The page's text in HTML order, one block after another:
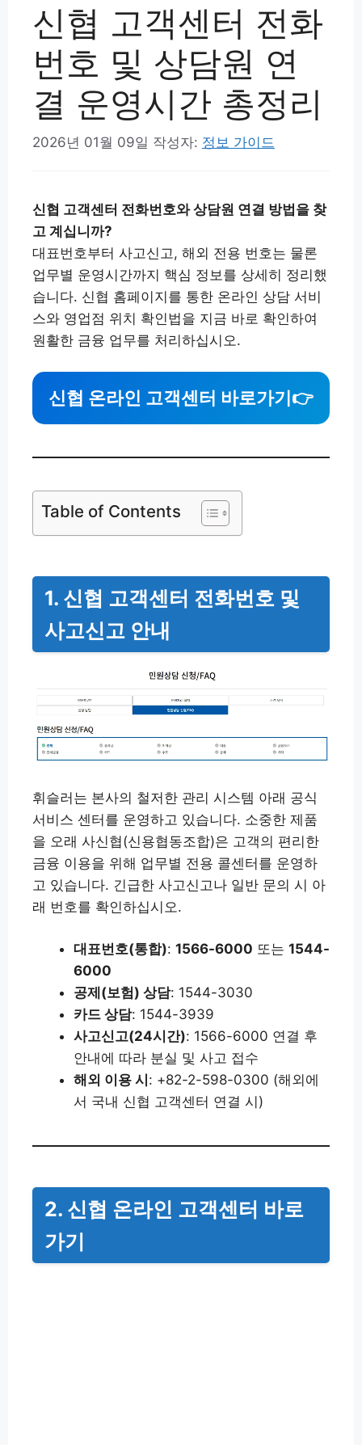
신협 고객센터 전화
번호 및 상담원 연
결 운영시간 총정리
2026년 01월 09일 작성자: 정보 가이드
신협 고객센터 전화번호와 상담원 연결 방법을 찾
고 계십니까?
대표번호부터 사고신고, 해외 전용 번호는 물론
업무별 운영시간까지 핵심 정보를 상세히 정리했
습니다. 신협 홈페이지를 통한 온라인 상담 서비
스와 영업점 위치 확인법을 지금 바로 확인하여
원활한 금융 업무를 처리하십시오.
신협 온라인 고객센터 바로가기 👉
Table of Contents
1. 신협 고객센터 전화번호 및
사고신고 안내
휘슬러는 본사의 철저한 관리 시스템 아래 공식
서비스 센터를 운영하고 있습니다. 소중한 제품
을 오래 사신협(신용협동조합)은 고객의 편리한
금융 이용을 위해 업무별 전용 콜센터를 운영하
고 있습니다. 긴급한 사고신고나 일반 문의 시 아
래 번호를 확인하십시오.
대표번호(통합): 1566-6000 또는 1544-
6000
공제(보험) 상담: 1544-3030
카드 상담: 1544-3939
사고신고(24시간): 1566-6000 연결 후
안내에 따라 분실 및 사고 접수
해외 이용 시: +82-2-598-0300 (해외에
서 국내 신협 고객센터 연결 시)
2. 신협 온라인 고객센터 바로
가기